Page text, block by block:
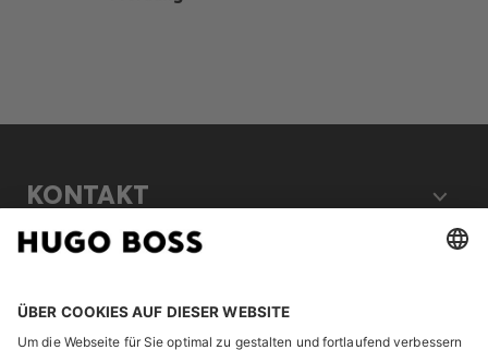
KONTAKT